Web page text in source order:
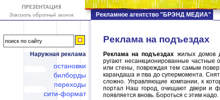
Наружная реклама
остановки
билборды
переходы
сити-формат
Рекламное агентство "БРЭНД МЕДИА"
Реклама на подъездах
Реклама на подъездах жилых домов
ругают несанкционированные
или стены, повреждая тем самым
карандаша и пва до супермомента.
сложно. Управляющие компании, к
портал Наш город, очищают двери и
появляется вновь. Бороться с этим